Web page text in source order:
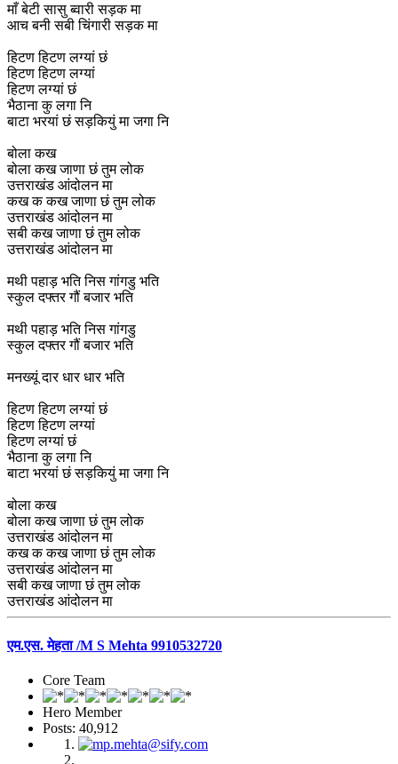
माँ बेटी सासु ब्वारी सड़क मा
आच बनी सबी चिंगारी सड़क मा
हिटण हिटण लग्यां छं
हिटण हिटण लग्यां
हिटण लग्यां छं
भैठाना कु लगा नि
बाटा भरयां छं सड़कियुं मा जगा नि
बोला कख
बोला कख जाणा छं तुम लोक
उत्तराखंड आंदोलन मा
कख क कख जाणा छं तुम लोक
उत्तराखंड आंदोलन मा
सबी कख जाणा छं तुम लोक
उत्तराखंड आंदोलन मा
मथी पहाड़ भति निस गांगडु भति
स्कुल दफ्तर गौं बजार भति
मथी पहाड़ भति निस गांगडु
स्कुल दफ्तर गौं बजार भति
मनख्यूं दार धार धार भति
हिटण हिटण लग्यां छं
हिटण हिटण लग्यां
हिटण लग्यां छं
भैठाना कु लगा नि
बाटा भरयां छं सड़कियुं मा जगा नि
बोला कख
बोला कख जाणा छं तुम लोक
उत्तराखंड आंदोलन मा
कख क कख जाणा छं तुम लोक
उत्तराखंड आंदोलन मा
सबी कख जाणा छं तुम लोक
उत्तराखंड आंदोलन मा
एम.एस. मेहता /M S Mehta 9910532720
Core Team
Hero Member
Posts: 40,912